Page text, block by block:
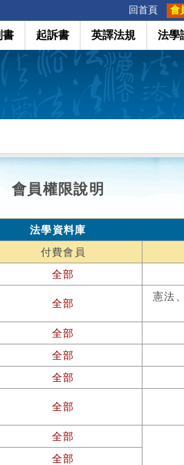
回首頁 會
書 起訴書 英譯法規 法學
會員權限說明
法學資料庫
付費會員
全部
全部
憲法
全部
全部
全部
全部
全部
全部